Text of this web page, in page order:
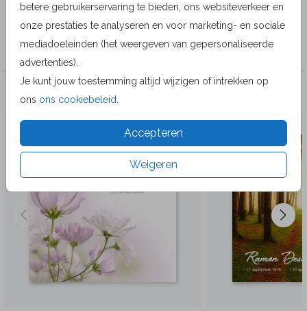
betere gebruikerservaring te bieden, ons websiteverkeer en
onze prestaties te analyseren en voor marketing- en sociale
mediadoeleinden (het weergeven van gepersonaliseerde
advertenties).
Je kunt jouw toestemming altijd wijzigen of intrekken op
ons ons cookiebeleid
Accepteren
Weigeren
Alma Langerak
Collectie
Veel gekozen producten